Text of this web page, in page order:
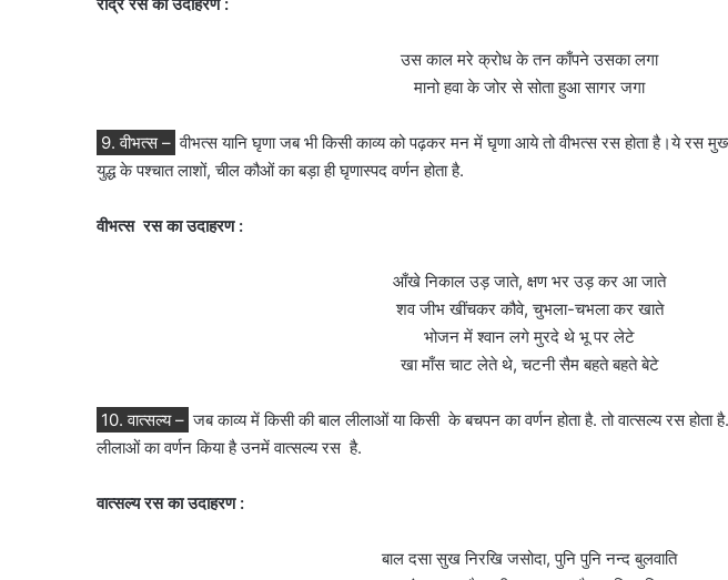
उस काल मरे क्रोध के तन काँपने उसका लगा
मानो हवा के जोर से सोता हुआ सागर जगा
9. वीभत्स – वीभत्स यानि घृणा जब भी किसी काव्य को पढ़कर मन में घृणा आये तो वीभत्स रस होता है।ये रस
युद्ध के पश्चात लाशों, चील कौओं का बड़ा ही घृणास्पद वर्णन होता है.
वीभत्स रस का उदाहरण :
आँखे निकाल उड़ जाते, क्षण भर उड़ कर आ जाते
शव जीभ खींचकर कौवे, चुभला-चभला कर खाते
भोजन में श्वान लगे मुरदे थे भू पर लेटे
खा माँस चाट लेते थे, चटनी सैम बहते बहते बेटे
10. वात्सल्य – जब काव्य में किसी की बाल लीलाओं या किसी के बचपन का वर्णन होता है. तो वात्सल्य रस
लीलाओं का वर्णन किया है उनमें वात्सल्य रस है.
वात्सल्य रस का उदाहरण :
बाल दसा सुख निरखि जसोदा, पुनि पुनि नन्द बुलवाति